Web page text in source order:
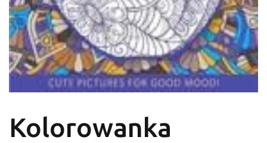
Kolorowanka